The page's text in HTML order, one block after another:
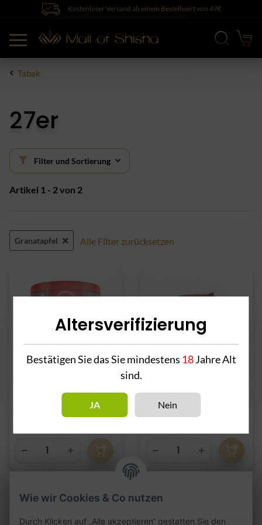
Kostenloser Versand ab einem Bestellwert von 49€
Tabak
27er
Filter und Sortierung
Artikel 1 - 2 von 2
Granatapfel Alle Filter zurücksetzen
* 4,00 €
Wie wir Cookies & Co nutzen
Durch Klicken auf „Alle akzeptieren“ gestatten Sie den
Altersverifizierung
Bestätigen Sie das Sie mindestens 18Jahre Alt
sind.
JA Nein